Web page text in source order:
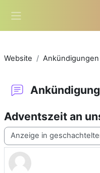
Website Ankündigungen
Adventszeit an
Anzeigemodus